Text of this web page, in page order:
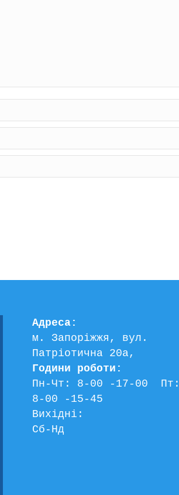
Адреса:
м. Запоріжжя, вул.
Патріотична 20а,
Години роботи:
Пн-Чт: 8-00 -17-00  Пт:
8-00 -15-45
Вихідні:
Сб-Нд